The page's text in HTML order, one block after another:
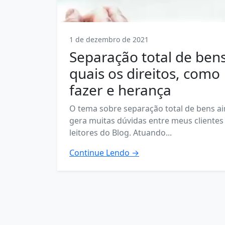
1 de dezembro de 2021
Separação total de
quais os direitos, como
fazer e herança
O tema sobre separação total de bens
gera muitas dúvidas entre meus clientes
leitores do Blog. Atuando...
Continue Lendo →